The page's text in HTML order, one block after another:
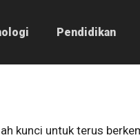
Pendidikan
kunci untuk terus